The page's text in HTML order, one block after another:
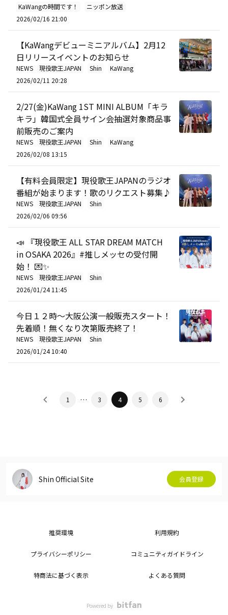
KaWangの時間です！
ニッポン放送
2026/02/16 21:00
【KaWangデビューミニアルバム】2月12
日リリースイベントのお知らせ
NEWS 現役歌王JAPAN Shin
KaWang
2026/02/11 20:28
2/27(金)KaWang 1ST MINI ALBUM「キラ
キラ」韓国式全員サイン会抽選対象商品事
前販売のご案内
NEWS 現役歌王JAPAN Shin
KaWang
2026/02/08 13:15
【有料会員限定】現役歌王JAPANのラジオ
番組が始まります！歌のリクエスト募集♪
NEWS 現役歌王JAPAN
Shin
2026/02/06 09:56
📣 『現役歌王 ALL STAR DREAM MATCH
in OSAKA 2026』#推しメッセの受付開
始！ 💌✨
NEWS 現役歌王JAPAN
Shin
2026/01/24 11:45
今日１２時～大阪公演一般販売スタート！
先着順！無くなり次第販売終了！
NEWS 現役歌王JAPAN
Shin
2026/01/24 10:40
1 … 3 4 5 6
Shin Official Site 会員登録
推奨環境 利用規約
プライバシーポリシー コミュニティガイドライン
特商法に基づく表示 よくある質問
Powered by